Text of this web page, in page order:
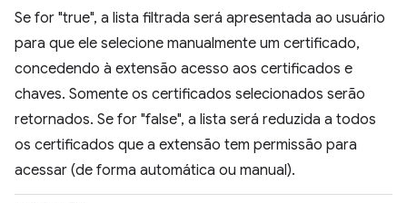
Se for "true", a lista filtrada será apresentada ao usuário
para que ele selecione manualmente um certificado,
concedendo à extensão acesso aos certificados e
chaves. Somente os certificados selecionados serão
retornados. Se for "false", a lista será reduzida a todos
os certificados que a extensão tem permissão para
acessar (de forma automática ou manual).